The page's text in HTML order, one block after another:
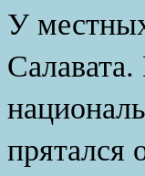
У
прятался